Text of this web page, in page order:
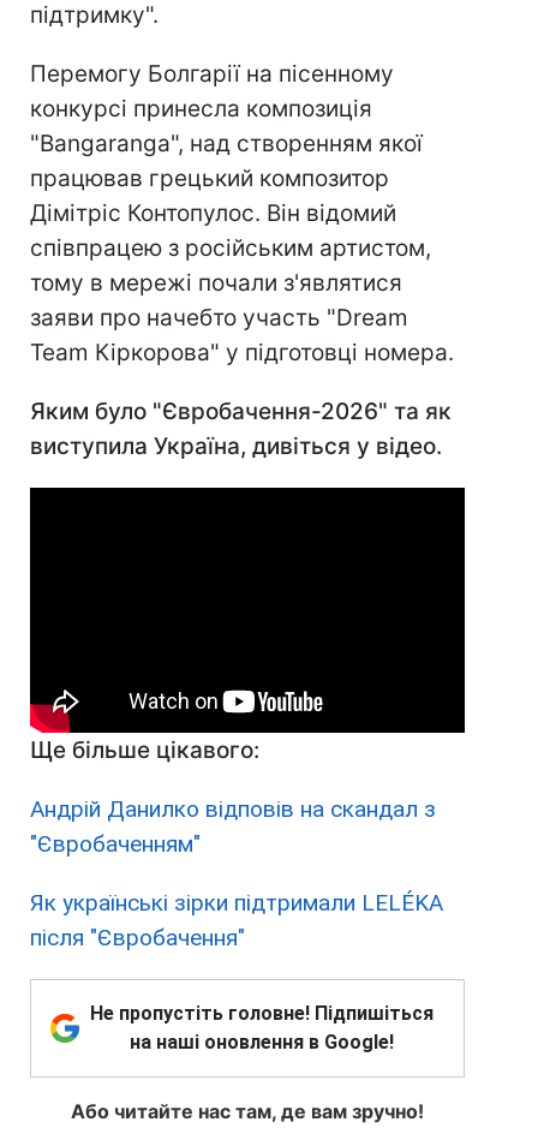
підтримку".
Перемогу Болгарії на пісенному
конкурсі принесла композиція
"Bangaranga", над створенням якої
працював грецький композитор
Дімітріс Контопулос. Він відомий
співпрацею з російським артистом,
тому в мережі почали з'являтися
заяви про начебто участь "Dream
Team Кіркорова" у підготовці номера.
Яким було "Євробачення-2026" та як
виступила Україна, дивіться у відео.
Ще більше цікавого:
Андрій Данилко відповів на скандал з
"Євробаченням"
Як українські зірки підтримали LELÉKA
після "Євробачення"
Не пропустіть головне! Підпишіться
на наші оновлення в Google!
Або читайте нас там, де вам зручно!